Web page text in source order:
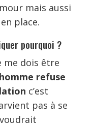
mais aussi
place.
pourquoi ?
me dois être
homme refuse
c’est
pas à se